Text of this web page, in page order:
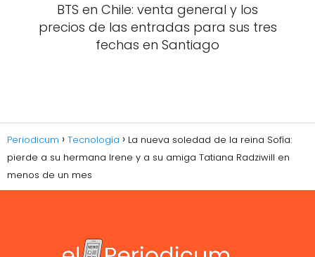
BTS en Chile: venta general y los
precios de las entradas para sus tres
fechas en Santiago
Periodicum Tecnología
La nueva soledad de la reina Sofía:
pierde a su hermana Irene y a su amiga Tatiana Radziwill en
menos de un mes